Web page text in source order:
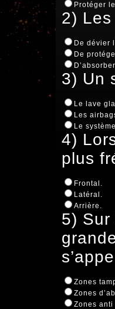
Protéger
2)
De dévier
De
3) Un
Le lave
Les
Le
4)
plus
Frontal.
Latéral.
Arrière.
5)
Zones
Zones
Zones anti